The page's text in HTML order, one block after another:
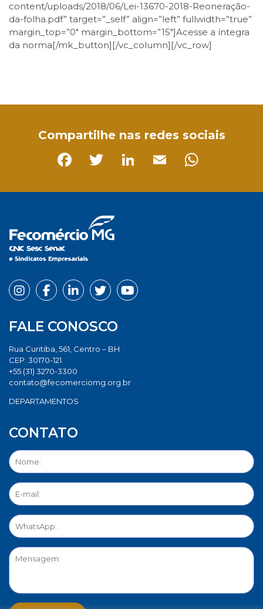
content/uploads/2018/06/Lei-13670-2018-Reoneração-
da-folha.pdf” target=”_self” align=”left” fullwidth=”true”
margin_top=”0″ margin_bottom=”15″]Acesse a íntegra
da norma[/mk_button][/vc_column][/vc_row]
Compartilhe nas redes sociais
FALE CONOSCO
Rua Curitiba, 561, Centro – BH
CEP: 30170-121
+55 (31) 3270-3300
contato@fecomerciomg.org.br
DEPARTAMENTOS
CONTATO